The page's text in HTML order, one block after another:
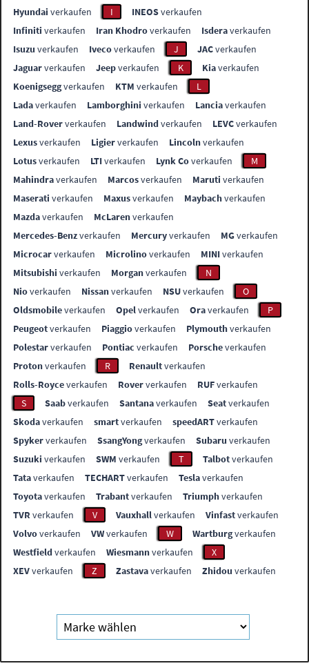
Hyundai verkaufen I INEOSverkaufen
Infiniti verkaufen Iran Khodroverkaufen Isderaverkaufen
Isuzu verkaufen Ivecoverkaufen J JACverkaufen
Jaguarverkaufen Jeepverkaufen K Kiaverkaufen
Koenigseggverkaufen KTM verkaufen
L
Ladaverkaufen Lamborghini verkaufen Lanciaverkaufen
Land-Roververkaufen Landwindverkaufen LEVCverkaufen
Lexusverkaufen Ligierverkaufen Lincolnverkaufen
Lotusverkaufen LTIverkaufen Lynk Coverkaufen
M
Mahindraverkaufen Marcosverkaufen Maruti verkaufen
Maserati verkaufen Maxusverkaufen Maybachverkaufen
Mazdaverkaufen McLarenverkaufen
Mercedes-Benzverkaufen Mercuryverkaufen MGverkaufen
Microcarverkaufen Microlinoverkaufen MINIverkaufen
Mitsubishi verkaufen Morganverkaufen
N
Nioverkaufen Nissanverkaufen NSUverkaufen
O
Oldsmobileverkaufen Opelverkaufen Oraverkaufen
P
Peugeotverkaufen Piaggioverkaufen Plymouthverkaufen
Polestarverkaufen Pontiac verkaufen Porscheverkaufen
Protonverkaufen R Renaultverkaufen
Rolls-Royceverkaufen Roververkaufen RUFverkaufen
S
Saabverkaufen Santanaverkaufen Seatverkaufen
Skodaverkaufen smartverkaufen speedARTverkaufen
Spykerverkaufen SsangYongverkaufen Subaru verkaufen
Suzuki verkaufen SWM verkaufen T Talbotverkaufen
Tataverkaufen TECHARTverkaufen Teslaverkaufen
Toyotaverkaufen Trabantverkaufen Triumphverkaufen
TVR verkaufen V Vauxhallverkaufen Vinfastverkaufen
Volvoverkaufen VWverkaufen W Wartburgverkaufen
Westfieldverkaufen Wiesmannverkaufen
X
XEVverkaufen Z Zastavaverkaufen Zhidou verkaufen